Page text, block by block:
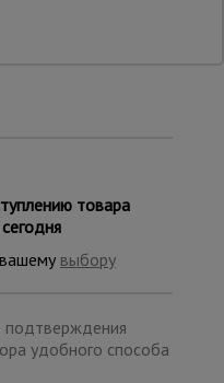
с
товара
сегодня
выбору
подтверждения
удобного способа